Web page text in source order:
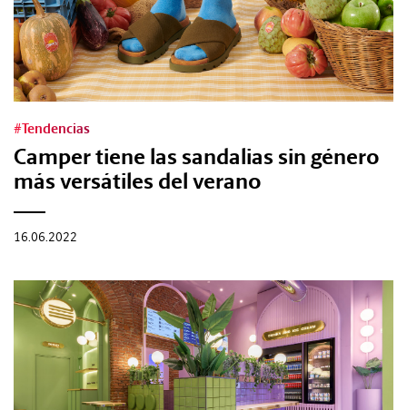
#Tendencias
Camper tiene las sandalias sin género
más versátiles del verano
16.06.2022
Tags:
#Cultura
#Pantallas
#Planes